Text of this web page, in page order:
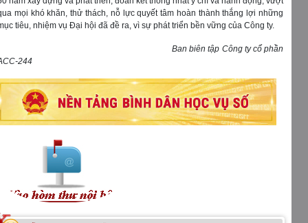
mọi khó khăn, thử thách, nỗ lực quyết tâm hoàn thành thắng lợi những
tiêu, nhiệm vụ Đại hội đã đề ra, vì sự phát triển bền vững của Công ty.
biên tập Công ty cổ phần
244